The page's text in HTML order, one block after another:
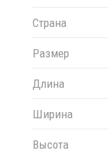
Страна
Размер
Длина
Ширина
Высота